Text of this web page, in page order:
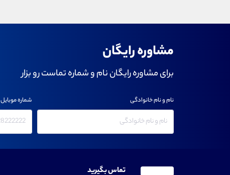
مشاوره رایگان
برای مشاوره رایگان نام و شماره تماست رو بزار
نام و نام خانوادگی شماره موبایل
تماس بگیرید